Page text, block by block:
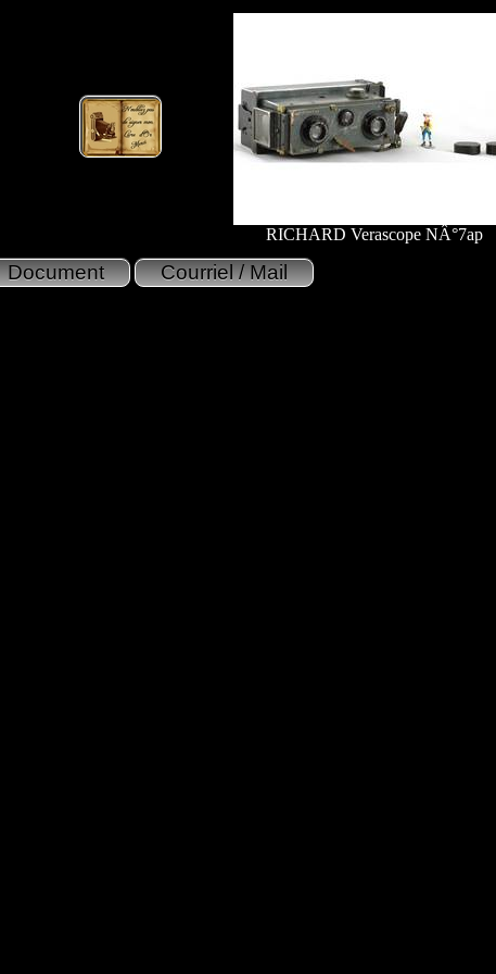
RICHARD Verascope NÂ°7ap